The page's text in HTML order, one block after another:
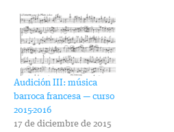
Audición III: música
barroca francesa — curso
2015-2016
17 de diciembre de 2015